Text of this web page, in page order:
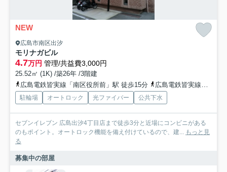
NEW
広島市南区出汐
モリナガビル
4.7万円 管理/共益費3,000円
25.52㎡ (1K) /築26年 /3階建
広島電鉄皆実線「南区役所前」駅 徒歩15分
広島電鉄皆実線「皆実町二丁目」駅 徒歩17分
駐輪場 オートロック 光ファイバー 公共下水
セブンイレブン 広島出汐4丁目店まで徒歩3分と近場にコンビニがある
のもポイント。オートロック機能を備え付けているので、建...
もっと見
る
募集中の部屋